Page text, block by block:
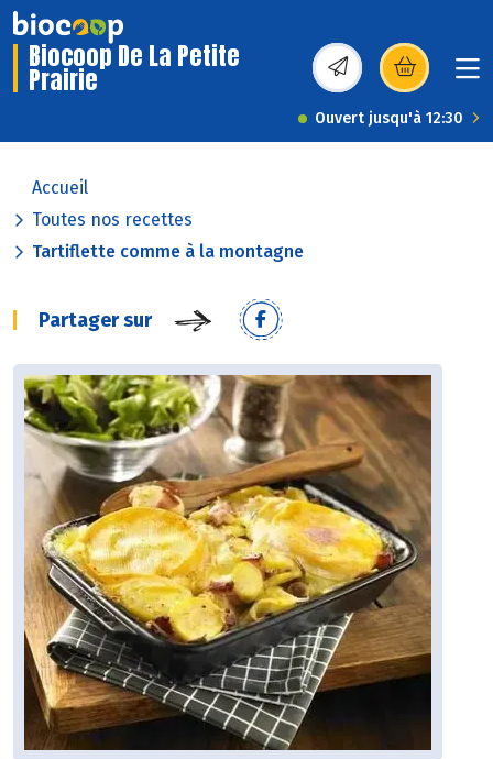
Biocoop De La Petite
Prairie (s’ouvre dans une
Ouvert jusqu'à 12:30
Accueil
Toutes nos recettes
Tartiflette comme à la montagne
Partager sur